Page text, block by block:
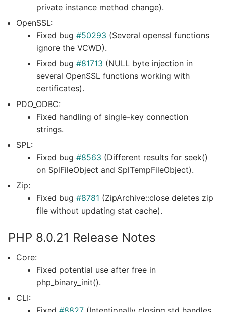
private instance method change).
OpenSSL:
Fixed bug #50293 (Several openssl functions
ignore the VCWD).
Fixed bug #81713 (NULL byte injection in
several OpenSSL functions working with
certificates).
PDO_ODBC:
Fixed handling of single-key connection
strings.
SPL:
Fixed bug #8563 (Different results for seek()
on SplFileObject and SplTempFileObject).
Zip:
Fixed bug #8781 (ZipArchive::close deletes zip
file without updating stat cache).
PHP 8.0.21 Release Notes
Core:
Fixed potential use after free in
php_binary_init().
CLI: